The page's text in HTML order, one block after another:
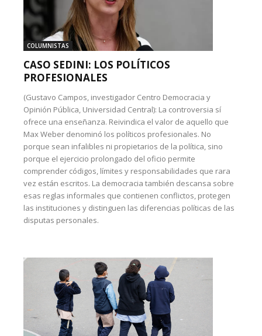
COLUMNISTAS
CASO SEDINI: LOS POLÍTICOS
PROFESIONALES
(Gustavo Campos, investigador Centro Democracia y
Opinión Pública, Universidad Central): La controversia sí
ofrece una enseñanza. Reivindica el valor de aquello que
Max Weber denominó los políticos profesionales. No
porque sean infalibles ni propietarios de la política, sino
porque el ejercicio prolongado del oficio permite
comprender códigos, límites y responsabilidades que rara
vez están escritos. La democracia también descansa sobre
esas reglas informales que contienen conflictos, protegen
las instituciones y distinguen las diferencias políticas de las
disputas personales.